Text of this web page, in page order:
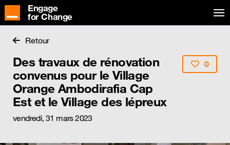
Engage
for Change
Retour
Des travaux de rénovation
convenus pour le Village
Orange Ambodirafia Cap
Est et le Village des lépreux
vendredi, 31 mars 2023
0